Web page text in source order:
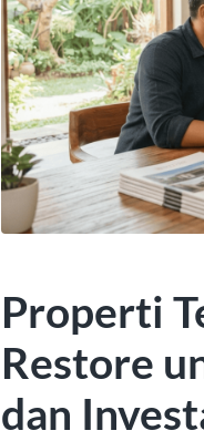
Properti
Restore
dan